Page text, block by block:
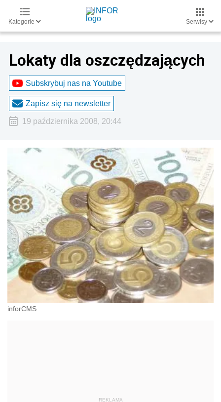
Kategorie Serwisy
Lokaty dla oszczędzających
Subskrybuj nas na Youtube
Zapisz się na newsletter
19 października 2008, 20:44
inforCMS